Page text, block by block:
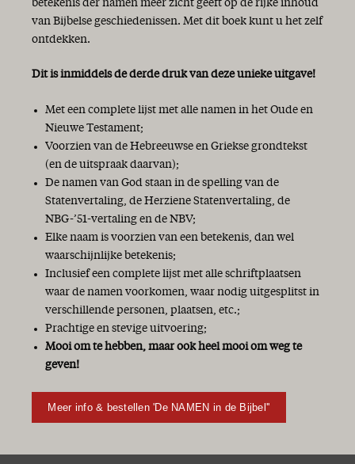
betekenis der namen meer zicht geeft op de rijke inhoud
van Bijbelse geschiedenissen. Met dit boek kunt u het zelf
ontdekken.
Dit is inmiddels de derde druk van deze unieke uitgave!
Met een complete lijst met alle namen in het Oude en
Nieuwe Testament;
Voorzien van de Hebreeuwse en Griekse grondtekst
(en de uitspraak daarvan);
De namen van God staan in de spelling van de
Statenvertaling, de Herziene Statenvertaling, de
NBG-’51-vertaling en de NBV;
Elke naam is voorzien van een betekenis, dan wel
waarschijnlijke betekenis;
Inclusief een complete lijst met alle schriftplaatsen
waar de namen voorkomen, waar nodig uitgesplitst in
verschillende personen, plaatsen, etc.;
Prachtige en stevige uitvoering;
Mooi om te hebben, maar ook heel mooi om weg te
geven!
Meer info & bestellen 'De NAMEN in de Bijbel''